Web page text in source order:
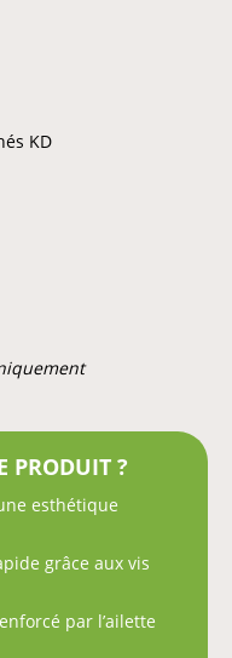
KD
PRODUIT ?
esthétique
grâce aux vis
par l’ailette